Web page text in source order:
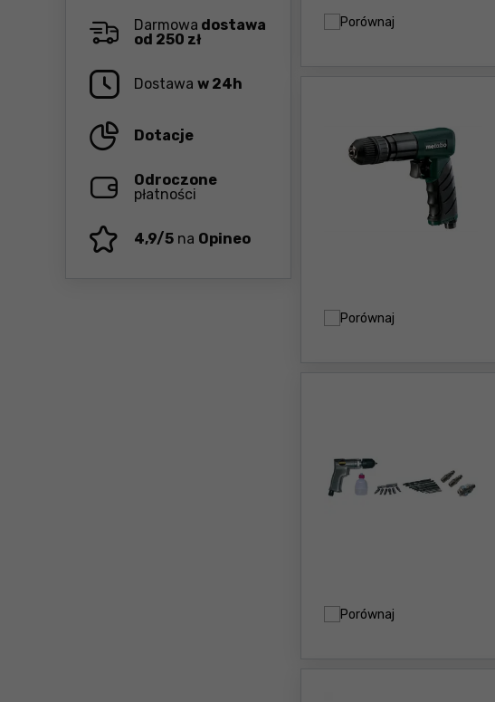
Darmowa dostawa
od 250 zł
Dostawa w 24h
Dotacje
Odroczone
płatności
4,9/5 na Opineo
Porównaj
Porównaj
Porównaj